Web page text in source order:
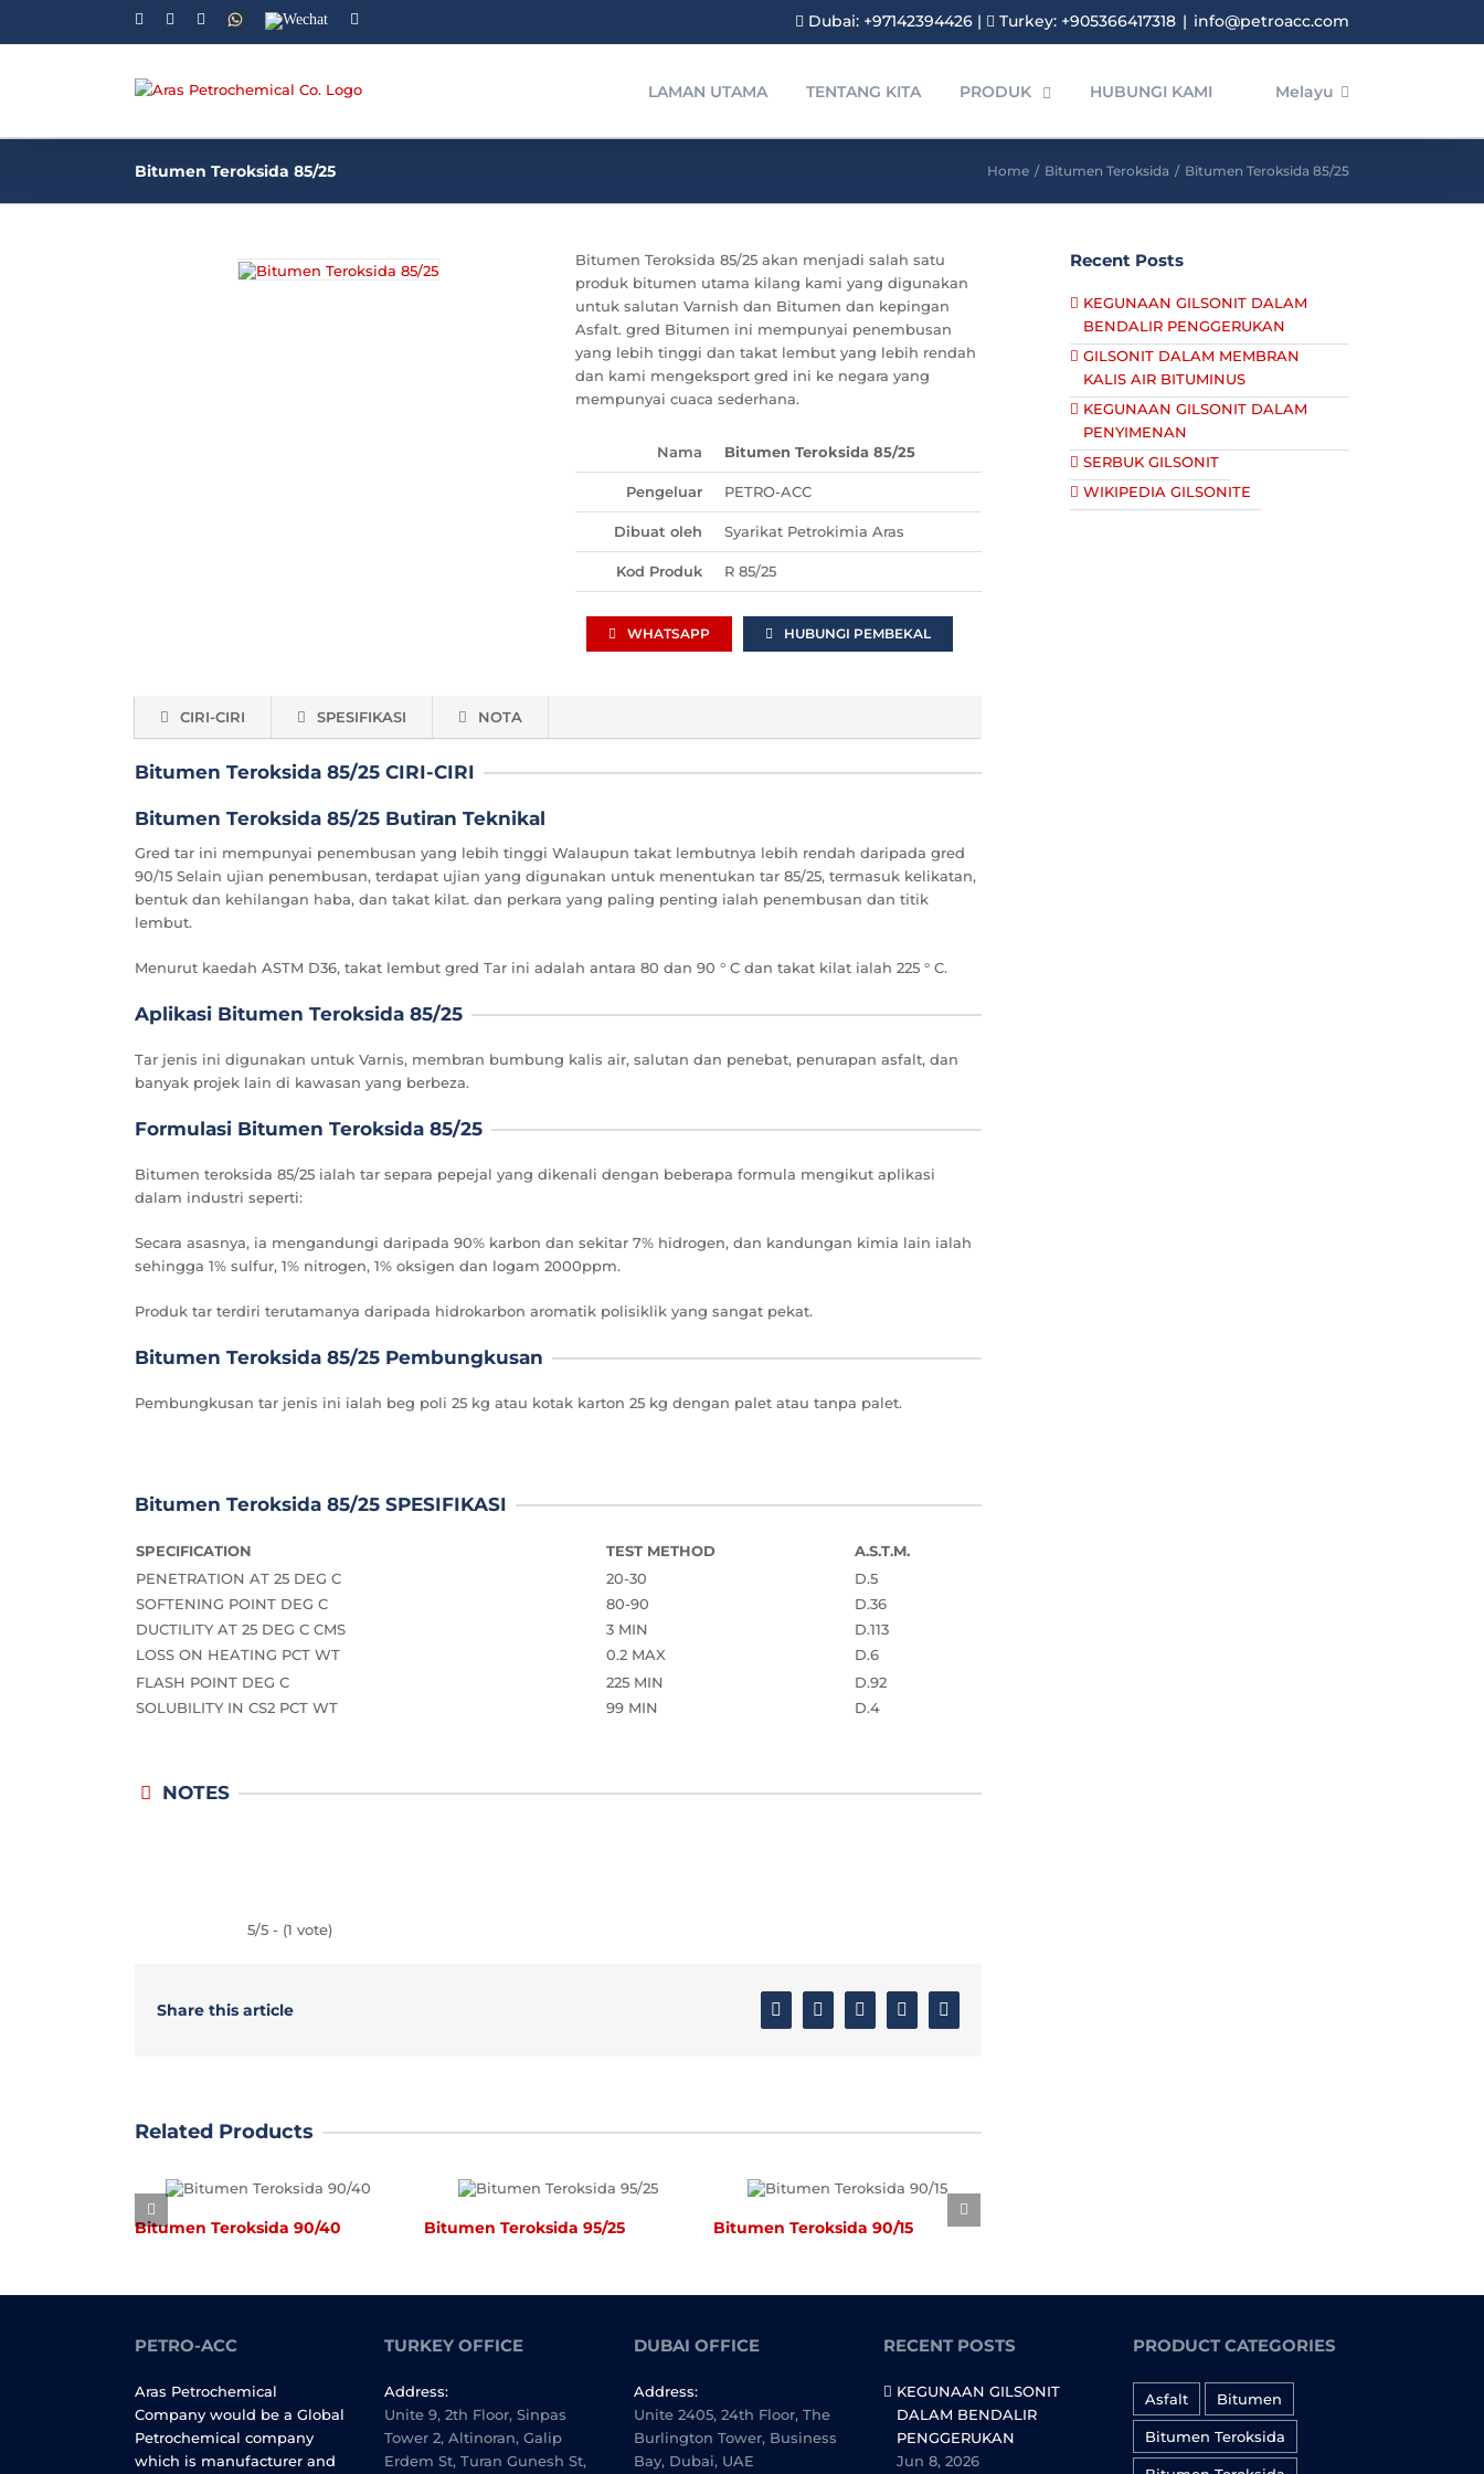
FacebookLinkedinInstagram
WhatsApp
Wechat Dubai: +97142394426 | Turkey: +905366417318 | info@petroacc.com
LAMAN UTAMA TENTANG KITA PRODUK HUBUNGI KAMI Melayu
Bitumen Teroksida 85/25 Home / Bitumen Teroksida / Bitumen Teroksida 85/25
Bitumen Teroksida 85/25 akan menjadi salah satu
produk bitumen utama kilang kami yang digunakan
untuk salutan Varnish dan Bitumen dan kepingan
Asfalt. gred Bitumen ini mempunyai penembusan
yang lebih tinggi dan takat lembut yang lebih rendah
dan kami mengeksport gred ini ke negara yang
mempunyai cuaca sederhana.
Nama Bitumen Teroksida 85/25
Pengeluar PETRO-ACC
Dibuat oleh Syarikat Petrokimia Aras
Kod Produk R 85/25
WHATSAPP HUBUNGI PEMBEKAL
CIRI-CIRI SPESIFIKASI NOTA
Bitumen Teroksida 85/25 CIRI-CIRI
Bitumen Teroksida 85/25 Butiran Teknikal
Gred tar ini mempunyai penembusan yang lebih tinggi Walaupun takat lembutnya lebih rendah daripada gred
90/15 Selain ujian penembusan, terdapat ujian yang digunakan untuk menentukan tar 85/25, termasuk kelikatan,
bentuk dan kehilangan haba, dan takat kilat. dan perkara yang paling penting ialah penembusan dan titik
lembut.
Menurut kaedah ASTM D36, takat lembut gred Tar ini adalah antara 80 dan 90 ° C dan takat kilat ialah 225 ° C.
Aplikasi Bitumen Teroksida 85/25
Tar jenis ini digunakan untuk Varnis, membran bumbung kalis air, salutan dan penebat, penurapan asfalt, dan
banyak projek lain di kawasan yang berbeza.
Formulasi Bitumen Teroksida 85/25
Bitumen teroksida 85/25 ialah tar separa pepejal yang dikenali dengan beberapa formula mengikut aplikasi
dalam industri seperti:
Secara asasnya, ia mengandungi daripada 90% karbon dan sekitar 7% hidrogen, dan kandungan kimia lain ialah
sehingga 1% sulfur, 1% nitrogen, 1% oksigen dan logam 2000ppm.
Produk tar terdiri terutamanya daripada hidrokarbon aromatik polisiklik yang sangat pekat.
Bitumen Teroksida 85/25 Pembungkusan
Pembungkusan tar jenis ini ialah beg poli 25 kg atau kotak karton 25 kg dengan palet atau tanpa palet.
Bitumen Teroksida 85/25 SPESIFIKASI
SPECIFICATION TEST METHOD
A.S.T.M.
PENETRATION AT 25 DEG C
20-30
D.5
SOFTENING POINT DEG C
80-90
D.36
DUCTILITY AT 25 DEG C CMS
3 MIN
D.113
LOSS ON HEATING PCT WT
0.2 MAX
D.6
FLASH POINT DEG C
225 MIN
D.92
SOLUBILITY IN CS2 PCT WT
99 MIN D.4
NOTES
5/5 - (1 vote)
Share this article FacebookTwitter LinkedinGoogle+
Related Products
Bitumen Teroksida 90/40 Bitumen Teroksida 95/25 Bitumen Teroksida 90/15 Bitumen Teroksida 115/15
Recent Posts
KEGUNAAN GILSONIT DALAM
BENDALIR PENGGERUKAN
GILSONIT DALAM MEMBRAN
KALIS AIR BITUMINUS
KEGUNAAN GILSONIT DALAM
PENYIMENAN
SERBUK GILSONIT
WIKIPEDIA GILSONITE
PETRO-ACC
Aras Petrochemical
Company would be a Global
Petrochemical company
which is manufacturer and
TURKEY OFFICE
Address:
Unite 9, 2th Floor, Sinpas
Tower 2, Altinoran, Galip
Erdem St, Turan Gunesh St,
DUBAI OFFICE
Address:
Unite 2405, 24th Floor, The
Burlington Tower, Business
Bay, Dubai, UAE
RECENT POSTS
KEGUNAAN GILSONIT
DALAM BENDALIR
PENGGERUKAN
Jun 8, 2026
PRODUCT CATEGORIES
Asfalt Bitumen
Bitumen Teroksida